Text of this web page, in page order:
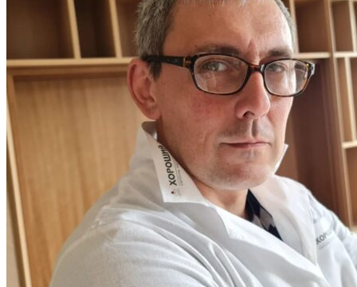
Услуги по реставрации паркета
1 500 ₽
Блог
Интересные статьи о паркете Coswick
ВИДЕО-ИНСТРУКЦИЯ: Реставрация царапин. Полы,
покрытые маслом и твердым воском. Системы для локального
ремонта и восстановления
Читать полностью
02.02.2026